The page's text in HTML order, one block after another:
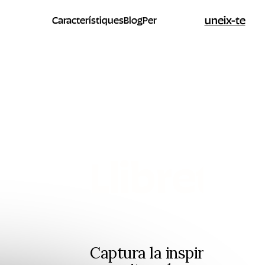
CaracterístiquesBlogPer uneix-te
Captura la inspiració,